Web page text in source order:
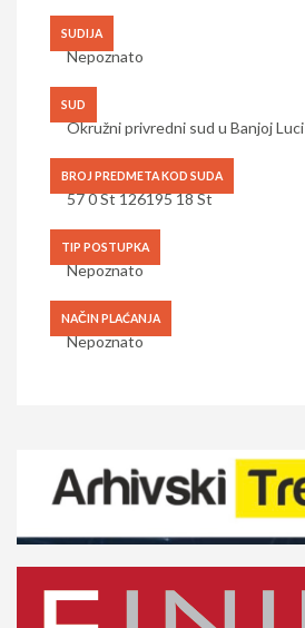
SUDIJA
Nepoznato
SUD
Okružni privredni sud u Banjoj Luci
BROJ PREDMETA KOD SUDA
57 0 St 126195 18 St
TIP POSTUPKA
Nepoznato
NAČIN PLAĆANJA
Nepoznato